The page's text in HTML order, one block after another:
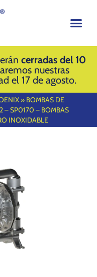
cerradas del 10
nuestras
el 17 de agosto.
» BOMBAS DE
– SP0170 – BOMBAS
INOXIDABLE